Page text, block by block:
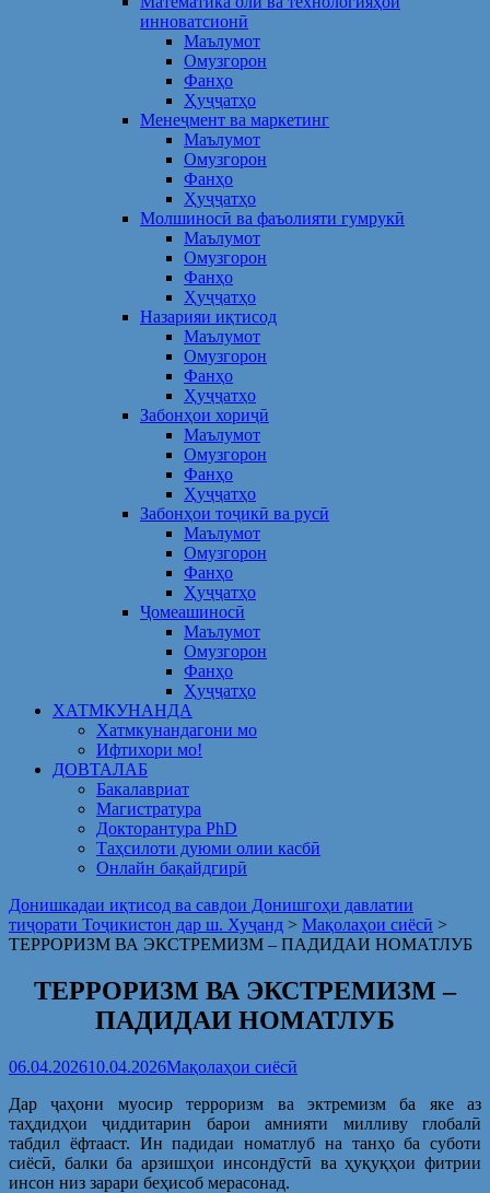
инноватсионӣ
Маълумот
Омузгорон
Фанҳо
Ҳуҷҷатҳо
Менеҷмент ва маркетинг
Маълумот
Омузгорон
Фанҳо
Ҳуҷҷатҳо
Молшиносӣ ва фаъолияти гумрукӣ
Маълумот
Омузгорон
Фанҳо
Ҳуҷҷатҳо
Назарияи иқтисод
Маълумот
Омузгорон
Фанҳо
Ҳуҷҷатҳо
Забонҳои хориҷӣ
Маълумот
Омузгорон
Фанҳо
Ҳуҷҷатҳо
Забонҳои тоҷикӣ ва русӣ
Маълумот
Омузгорон
Фанҳо
Ҳуҷҷатҳо
Ҷомеашиносӣ
Маълумот
Омузгорон
Фанҳо
Ҳуҷҷатҳо
ХАТМКУНАНДА
Хатмкунандагони мо
Ифтихори мо!
ДОВТАЛАБ
Бакалавриат
Магистратура
Докторантура PhD
Таҳсилоти дуюми олии касбӣ
Онлайн бақайдгирӣ
Донишкадаи иқтисод ва савдои Донишгоҳи давлатии
тиҷорати Тоҷикистон дар ш. Хуҷанд > Мақолаҳои сиёсӣ >
ТЕРРОРИЗМ ВА ЭКСТРЕМИЗМ – ПАДИДАИ НОМАТЛУБ
ТЕРРОРИЗМ ВА ЭКСТРЕМИЗМ –
ПАДИДАИ НОМАТЛУБ
06.04.202610.04.2026Мақолаҳои сиёсӣ
Дар ҷаҳони муосир терроризм ва эктремизм ба яке аз
таҳдидҳои ҷиддитарин барои амнияти милливу глобалӣ
табдил ёфтааст. Ин падидаи номатлуб на танҳо ба суботи
сиёсӣ, балки ба арзишҳои инсондӯстӣ ва ҳуқуқҳои фитрии
инсон низ зарари беҳисоб мерасонад.